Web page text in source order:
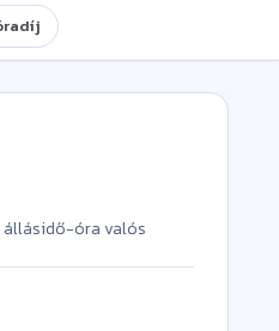
állásidő-óra valós